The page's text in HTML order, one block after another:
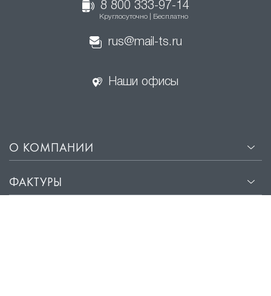
8 800 333-97-14
Круглосуточно | Бесплатно
rus@mail-ts.ru
Наши офисы
О КОМПАНИИ
ФАКТУРЫ